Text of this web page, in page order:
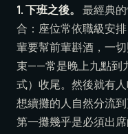
1. 下班之後。 最經典
合：座位常依職級安
輩要幫前輩斟酒，一
束——常是晚上九點到
式）收尾。然後就有
想續攤的人自然分流到
第一攤幾乎是必須出